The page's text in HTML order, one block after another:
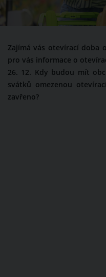
Zajímá vás otevírací doba
pro vás informace o
26. 12. Kdy budou mít
svátků omezenou
zavřeno?